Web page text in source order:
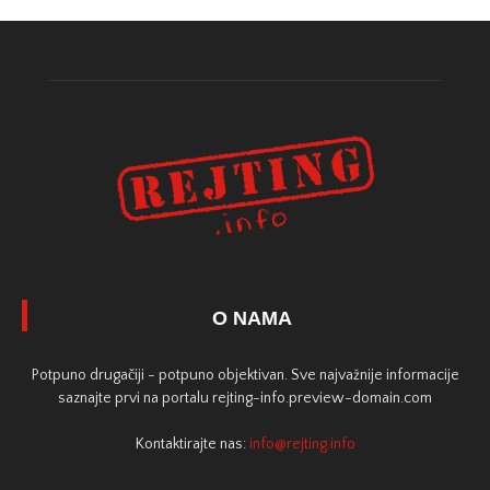
O NAMA
Potpuno drugačiji - potpuno objektivan. Sve najvažnije informacije
saznajte prvi na portalu rejting-info.preview-domain.com
Kontaktirajte nas: info@rejting.info